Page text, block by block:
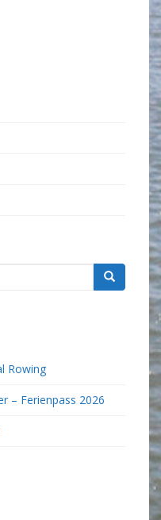
Rowing
– Ferienpass 2026